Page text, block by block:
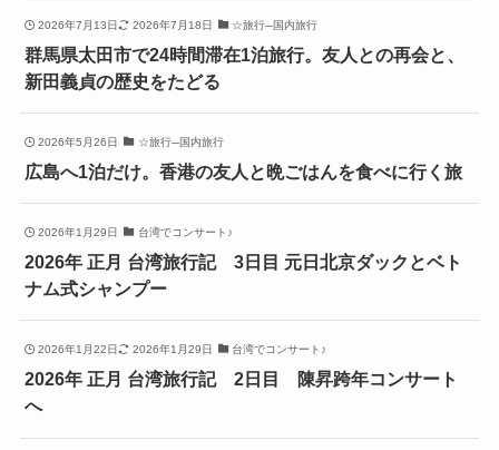
2026年7月13日 2026年7月18日 ☆旅行─国内旅行
群馬県太田市で24時間滞在1泊旅行。友人との再会と、
新田義貞の歴史をたどる
2026年5月26日 ☆旅行─国内旅行
広島へ1泊だけ。香港の友人と晩ごはんを食べに行く旅
2026年1月29日 台湾でコンサート♪
2026年 正月 台湾旅行記 3日目 元日北京ダックとベト
ナム式シャンプー
2026年1月22日 2026年1月29日 台湾でコンサート♪
2026年 正月 台湾旅行記 2日目 陳昇跨年コンサート
へ